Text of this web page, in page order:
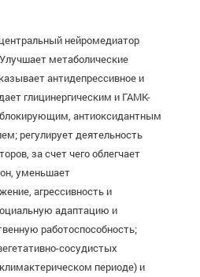
нейромедиатор
метаболические
антидепрессивное и
глицинергическим и ГАМК-
антиоксидантным
регулирует деятельность
за счет чего облегчает
уменьшает
агрессивность и
адаптацию и
работоспособность;
сосудистых
периоде) и